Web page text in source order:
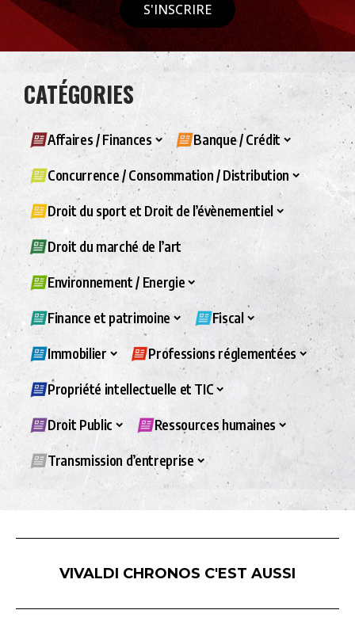
S'INSCRIRE
CATÉGORIES
Affaires / Finances Banque / Crédit
Concurrence / Consommation / Distribution
Droit du sport et Droit de l’évènementiel
Droit du marché de l’art
Environnement / Energie
Finance et patrimoine Fiscal
Immobilier Professions réglementées
Propriété intellectuelle et TIC
Droit Public Ressources humaines
Transmission d’entreprise
VIVALDI CHRONOS C'EST AUSSI